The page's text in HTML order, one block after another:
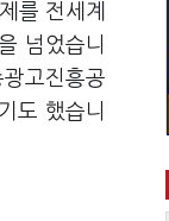
를 전세계
넘었습니
고진흥공
도 했습니